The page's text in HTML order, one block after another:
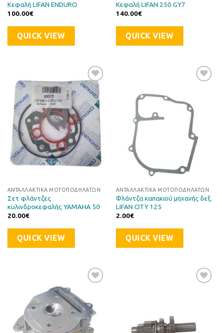
Κεφαλή LIFAN ENDURO
100.00€
QUICK VIEW
Κεφαλή LIFAN 250 GY7
140.00€
QUICK VIEW
Προσθήκη
στη Λίστα
Επιθυμιών
ΑΝΤΑΛΛΑΚΤΙΚΆ ΜΟΤΟΠΟΔΗΛΆΤΩΝ
Σετ φλάντζες
κυλινδροκεφαλής YAMAHA 50
20.00€
QUICK VIEW
Επιθυμιών
ΑΝΤΑΛΛΑΚΤΙΚΆ ΜΟΤΟΠΟΔΗΛΆΤΩΝ
Φλάντζα καπακιού μηχανής δεξ.
LIFAN CITY 125
2.00€
QUICK VIEW
στη Λίστα
Επιθυμιών